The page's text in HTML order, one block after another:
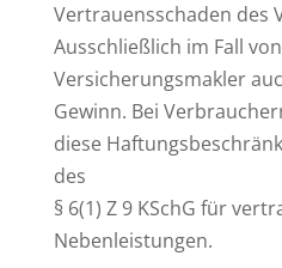
Vertrauensschaden des
Ausschließlich im Fall
Versicherungsmakler
Gewinn. Bei
diese
des
§ 6(1) Z 9 KSchG für
Nebenleistungen.